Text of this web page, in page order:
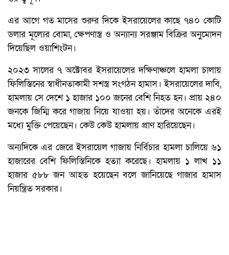
এর আগে গত মাসের শুরুর দিকে ইসরায়েলের কাছে ৭৪০ কোটি
ডলার মূল্যের বোমা, ক্ষেপণাস্ত্র ও অন্যান্য সরঞ্জাম বিক্রির অনুমোদন
দিয়েছিল ওয়াশিংটন।
২০২৩ সালের ৭ অক্টোবর ইসরায়েলের দক্ষিণাঞ্চলে হামলা চালায়
ফিলিস্তিনের স্বাধীনতাকামী সশস্ত্র সংগঠন হামাস। ইসরায়েলের দাবি,
হামলায় সে দেশে ১ হাজার ১০০ জনের বেশি নিহত হন। প্রায় ২৪০
জনকে জিম্মি করে গাজায় নিয়ে যাওয়া হয়। তাঁদের অনেকে এরই
মধ্যে মুক্তি পেয়েছেন। কেউ কেউ হামলায় প্রাণ হারিয়েছেন।
অন্যদিকে এর জেরে ইসরায়েল গাজায় নির্বিচার হামলা চালিয়ে ৬১
হাজারের বেশি ফিলিস্তিনিকে হত্যা করেছে। হামলায় ১ লাখ ১১
হাজার ৫৮৮ জন আহত হয়েছেন বলে জানিয়েছে গাজার হামাস
নিয়ন্ত্রিত সরকার।